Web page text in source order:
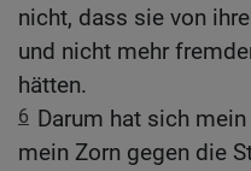
nicht, dass sie von
und nicht mehr
hätten.
6 Darum hat sich
mein Zorn gegen die